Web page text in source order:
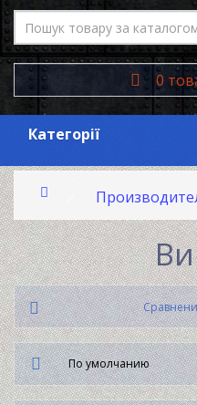
0
Категорії
По умолчанию